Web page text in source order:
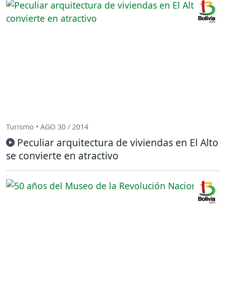
Turismo • AGO 30 / 2014
Peculiar arquitectura de viviendas en El Alto
se convierte en atractivo